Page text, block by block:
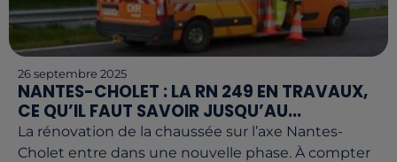
26 septembre 2025
NANTES-CHOLET : LA RN 249 EN TRAVAUX,
CE QU’IL FAUT SAVOIR JUSQU’AU...
La rénovation de la chaussée sur l’axe Nantes-
Cholet entre dans une nouvelle phase. À compter